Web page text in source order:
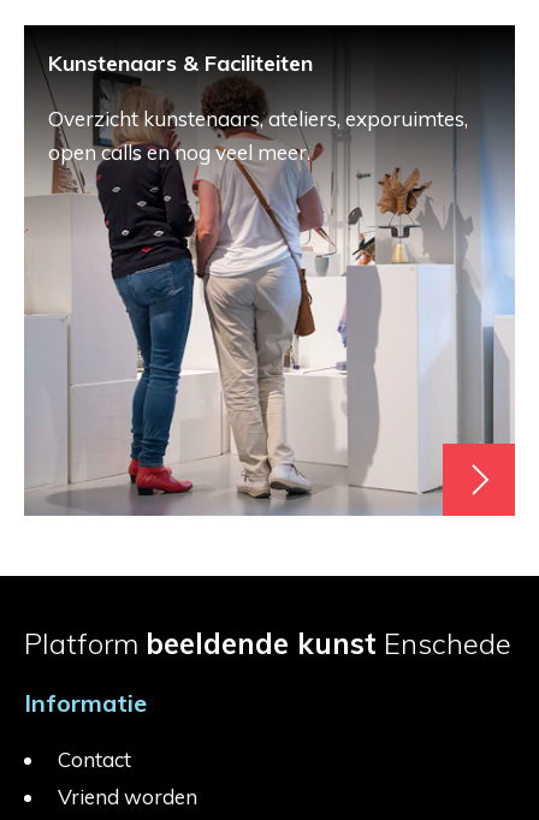
Kunstenaars & Faciliteiten
Overzicht kunstenaars, ateliers, exporuimtes,
open calls en nog veel meer.
Platform beeldende kunst Enschede
Informatie
Contact
Vriend worden